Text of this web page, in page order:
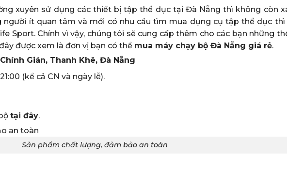
xuyên sử dụng các thiết bị tập thể dục tại Đà Nẵng thì không còn
người ít quan tâm và mới có nhu cầu tìm mua dụng cụ tập thể dục thì
Sport. Chính vì vậy, chúng tôi sẽ cung cấp thêm cho các bạn những
được xem là đơn vị bạn có thể mua máy chạy bộ Đà Nẵng giá rẻ.
Gián, Thanh Khê, Đà Nẵng
(kể cả CN và ngày lễ).
tại đây.
Sản phẩm chất lượng, đảm bảo an toàn